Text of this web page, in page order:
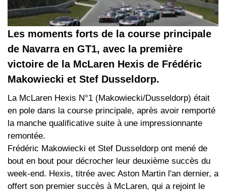
Les moments forts de la course principale
de Navarra en GT1, avec la première
victoire de la McLaren Hexis de Frédéric
Makowiecki et Stef Dusseldorp.
La McLaren Hexis N°1 (Makowiecki/Dusseldorp) était
en pole dans la course principale, après avoir remporté
la manche qualificative suite à une impressionnante
remontée.
Frédéric Makowiecki et Stef Dusseldorp ont mené de
bout en bout pour décrocher leur deuxième succès du
week-end. Hexis, titrée avec Aston Martin l'an dernier, a
offert son premier succès à McLaren, qui a rejoint le